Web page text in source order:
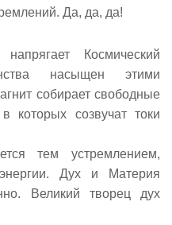
Да, да, да!
Космический
насыщен этими
собирает свободные
которых созвучат токи
тем устремлением,
Дух и Материя
Великий творец дух